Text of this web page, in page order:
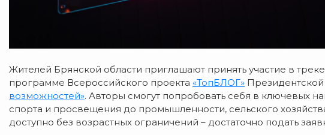
Жителей Брянской области приглашают принять участие в
программе Всероссийского проекта «ТопБЛОГ»
возможностей». Авторы смогут попробовать себя в ключевых
спорта и просвещения до промышленности, сельского
доступно без возрастных ограничений – достаточно подать